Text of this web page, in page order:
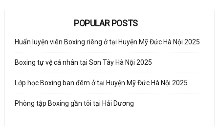
POPULAR POSTS
Huấn luyện viên Boxing riêng ở tại Huyện Mỹ Đức Hà Nội 2025
Boxing tự vệ cá nhân tại Sơn Tây Hà Nội 2025
Lớp học Boxing ban đêm ở tại Huyện Mỹ Đức Hà Nội 2025
Phòng tập Boxing gần tôi tại Hải Dương